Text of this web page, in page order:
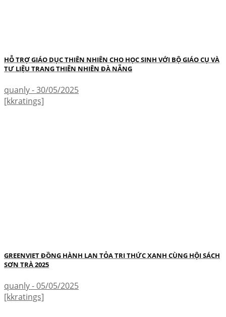
HỖ TRỢ GIÁO DỤC THIÊN NHIÊN CHO HỌC SINH VỚI BỘ GIÁO CỤ VÀ
TƯ LIỆU TRANG THIÊN NHIÊN ĐÀ NẴNG
quanly - 30/05/2025
[kkratings]
GREENVIET ĐỒNG HÀNH LAN TỎA TRI THỨC XANH CÙNG HỘI SÁCH
SƠN TRÀ 2025
quanly - 05/05/2025
[kkratings]